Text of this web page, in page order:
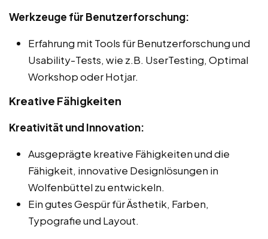
Werkzeuge für Benutzerforschung:
Erfahrung mit Tools für Benutzerforschung und
Usability-Tests, wie z.B. UserTesting, Optimal
Workshop oder Hotjar.
Kreative Fähigkeiten
Kreativität und Innovation:
Ausgeprägte kreative Fähigkeiten und die
Fähigkeit, innovative Designlösungen in
Wolfenbüttel zu entwickeln.
Ein gutes Gespür für Ästhetik, Farben,
Typografie und Layout.